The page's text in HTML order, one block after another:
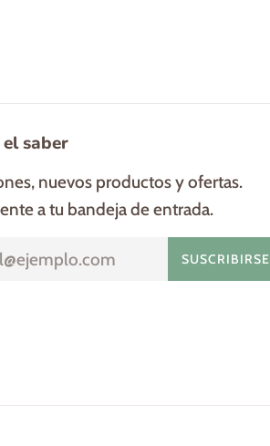
saber
nuevos productos y ofertas.
a tu bandeja de entrada.
SUSCRIBIRSE